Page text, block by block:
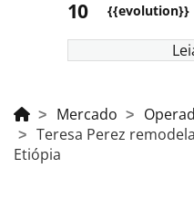
{{evolution}}
Mercado
Teresa Perez
Etiópia